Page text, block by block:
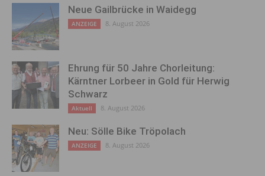
Neue Gailbrücke in Waidegg
ANZEIGE 8. August 2026
Ehrung für 50 Jahre Chorleitung:
Kärntner Lorbeer in Gold für Herwig
Schwarz
Aktuell 8. August 2026
Neu: Sölle Bike Tröpolach
ANZEIGE 8. August 2026